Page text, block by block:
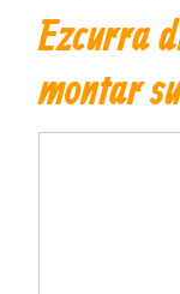
Ezcurra
montar